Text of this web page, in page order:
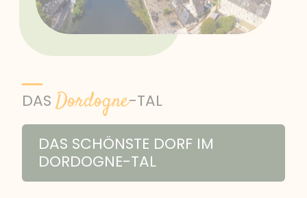
LAGEPLAN
TOURISMUS & FREIZEIT
DORDOGNE-TAL
WANDERN & SPAZIERGÄNGE
PRAKTISCHE INFOS
DAS Dordogne-TAL
DAS SCHÖNSTE DORF IM
DORDOGNE-TAL